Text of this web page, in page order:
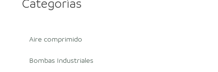
Categorías
Aire comprimido
Bombas Industriales